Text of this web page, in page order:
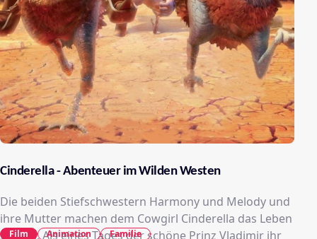
Cinderella - Abenteuer im Wilden Westen
Die beiden Stiefschwestern Harmony und Melody und
ihre Mutter machen dem Cowgirl Cinderella das Leben
schwer. Als eines Tages der schöne Prinz Vladimir ihr
Film Animation Familie